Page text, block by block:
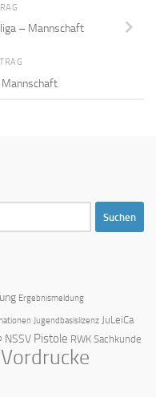
– Mannschaft
Mannschaft
Ergebnismeldung
Jugendbasislizenz JuLeiCa
NSSV Pistole RWK Sachkunde
Vordrucke